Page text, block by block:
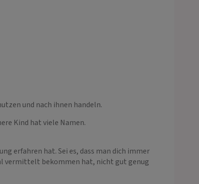
und nach ihnen handeln.
Kind hat viele Namen.
erfahren hat. Sei es, dass man dich immer
vermittelt bekommen hat, nicht gut genug